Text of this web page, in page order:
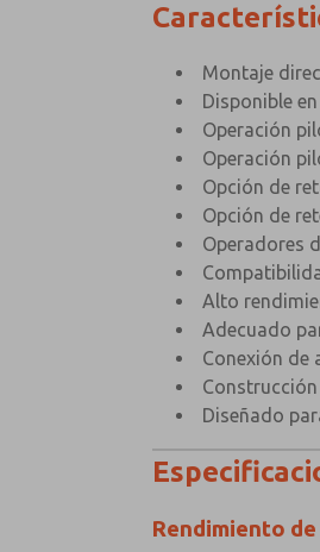
Montaje
Disponible
Operación
Operación
Opción de
Opción de
Operadores
Alto
Adecuado
Conexión de
Diseñado
Rendimiento